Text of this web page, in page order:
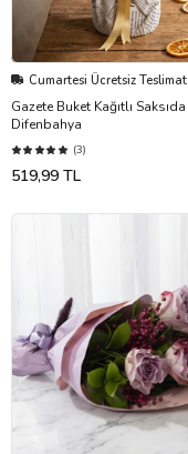
Cumartesi Ücretsiz Teslimat
Gazete Buket Kağıtlı Saksıda
Difenbahya
(3)
519,99 TL